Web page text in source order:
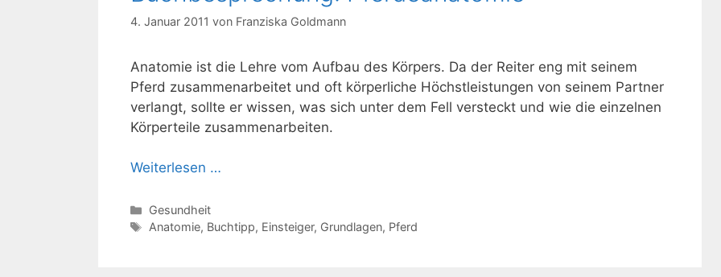
4. Januar 2011 von Franziska Goldmann
Anatomie ist die Lehre vom Aufbau des Körpers. Da der Reiter eng mit seinem
Pferd zusammenarbeitet und oft körperliche Höchstleistungen von seinem Partner
verlangt, sollte er wissen, was sich unter dem Fell versteckt und wie die einzelnen
Körperteile zusammenarbeiten.
Weiterlesen …
Kategorien
Gesundheit
Schlagwörter
Anatomie, Buchtipp, Einsteiger, Grundlagen, Pferd